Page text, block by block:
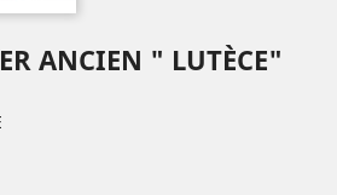
ANCIEN " LUTÈCE"